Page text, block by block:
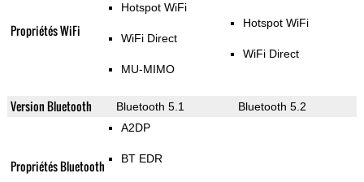
Propriétés WiFi
Hotspot WiFi
WiFi Direct
MU-MIMO
Hotspot WiFi
WiFi Direct
Version Bluetooth Bluetooth 5.1 Bluetooth 5.2
Propriétés Bluetooth
A2DP
BT EDR